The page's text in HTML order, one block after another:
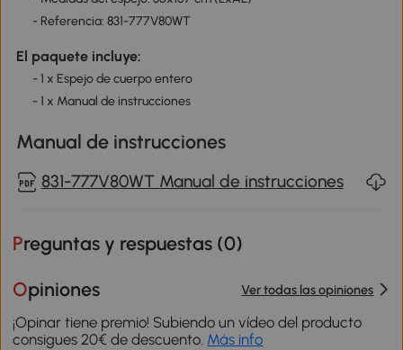
- Referencia: 831-777V80WT
El paquete incluye:
- 1 x Espejo de cuerpo entero
- 1 x Manual de instrucciones
Manual de instrucciones
831-777V80WT Manual de instrucciones
Preguntas y respuestas (0)
Opiniones Ver todas las opiniones
¡Opinar tiene premio! Subiendo un vídeo del producto
consigues 20€ de descuento. Más info